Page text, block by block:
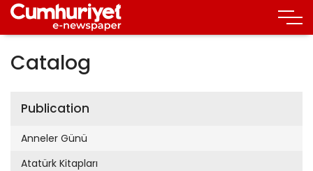
Catalog
Publication
Anneler Günü
Atatürk Kitapları